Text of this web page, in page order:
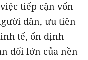
tiếp cận vốn
dân, ưu tiên
tế, ổn định
đối lớn của nền